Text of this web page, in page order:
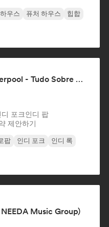
우스 퓨처 하우스
힙합
Os Garotos de Liverpool - Tudo Sobre Música
디 포크인디 팝
제안하기
팝 인디 포크
인디 록
Music Group)